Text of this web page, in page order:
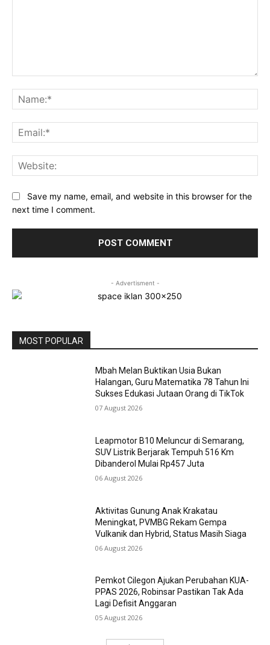
Save my name, email, and website in this browser for the
next time I comment.
- Advertisment -
MOST POPULAR
Mbah Melan Buktikan Usia Bukan
Halangan, Guru Matematika 78 Tahun Ini
Sukses Edukasi Jutaan Orang di TikTok
07 August 2026
Leapmotor B10 Meluncur di Semarang,
SUV Listrik Berjarak Tempuh 516 Km
Dibanderol Mulai Rp457 Juta
06 August 2026
Aktivitas Gunung Anak Krakatau
Meningkat, PVMBG Rekam Gempa
Vulkanik dan Hybrid, Status Masih Siaga
06 August 2026
Pemkot Cilegon Ajukan Perubahan KUA-
PPAS 2026, Robinsar Pastikan Tak Ada
Lagi Defisit Anggaran
05 August 2026